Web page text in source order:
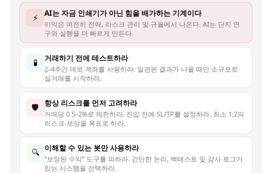
⚡ AI는 자금 인쇄기가 아닌 힘을 배가하는 기계이다
이익은 여전히 전략, 리스크 관리 및 규율에서 나온다. AI는 단지 연
구와 실행을 더 빠르게 만든다.
🧪 거래하기 전에 테스트하라
2–4주간 데모 계좌를 사용하라. 일관된 결과가 나올 때만 소규모로
실거래를 시작하라.
🛡️ 항상 리스크를 먼저 고려하라
거래당 0.5–2%로 제한하라. 진입 전에 SL/TP를 설정하라. 최소 1:2의
리스크-보상을 목표로 하라.
🔍 이해할 수 있는 봇만 사용하라
“보장된 수익” 도구를 피하라. 간단한 논리, 백테스트 및 감사 로그가
있는 시스템을 선택하라.
비즈니스 계획
채용
지속가능성
팔로우하기